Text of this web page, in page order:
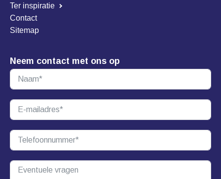
Ter inspiratie
Contact
Sitemap
Neem contact met ons op